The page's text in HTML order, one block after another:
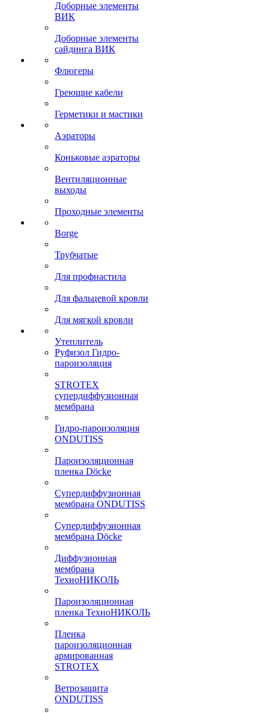
Доборные элементы
ВИК
Доборные элементы
сайдинга ВИК
Флюгеры
Греющие кабели
Герметики и мастики
Аэраторы
Коньковые аэраторы
Вентиляционные
выходы
Проходные элементы
Borge
Трубчатые
Для профнастила
Для фальцевой кровли
Для мягкой кровли
Утеплитель
Руфизол Гидро-
пароизоляция
STROTEX
супердиффузионная
мембрана
Гидро-пароизоляция
ONDUTISS
Пароизоляционная
пленка Döcke
Супердиффузионная
мембрана ONDUTISS
Супердиффузионная
мембрана Döcke
Диффузионная
мембрана
ТехноНИКОЛЬ
Пароизоляционная
пленка ТехноНИКОЛЬ
Пленка
пароизоляционная
армированная
STROTEX
Ветрозащита
ONDUTISS